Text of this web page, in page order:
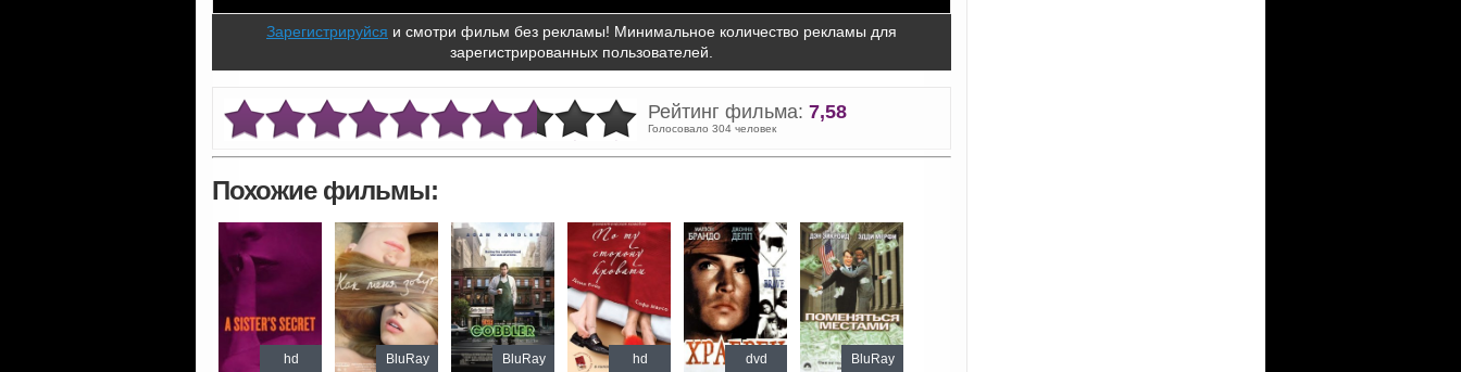
Зарегистрируйся и смотри фильм без рекламы! Минимальное количество рекламы для
зарегистрированных пользователей.
Рейтинг фильма: 7,58
Голосовало 304 человек
Похожие фильмы:
hd
BluRay
BluRay
hd
dvd
BluRay